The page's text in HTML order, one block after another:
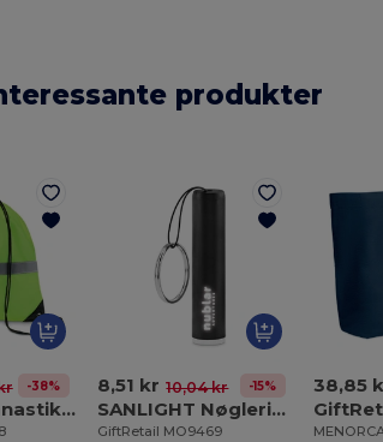
produkter
-38%
STRIPE Gymnastikpose med fleksbånd
8,51 kr 10,04 kr -15%
SANLIGHT Nøglering med lommelygte
GiftRetail MO9469
38,85